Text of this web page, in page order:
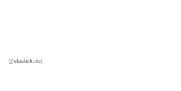
@elastick.net